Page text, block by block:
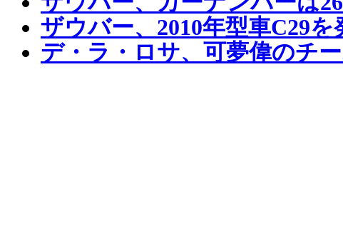
ザウバー、2010年型車C29を
デ・ラ・ロサ、可夢偉のチ